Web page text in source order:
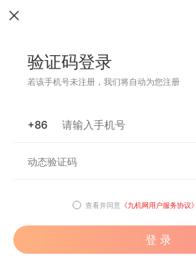
验证码登录
若该手机号未注册，我们将自动为您注册
+86
查看并同意 《九机网用户服务协议》
登 录